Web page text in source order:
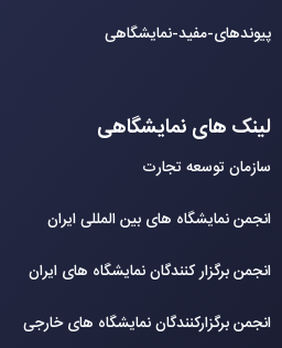
پیوندهای-مفید-نمایشگاهی
لینک های نمایشگاهی
سازمان توسعه تجارت
انجمن نمایشگاه های بین المللی ایران
انجمن برگزار کنندگان نمایشگاه های ایران
انجمن برگزارکنندگان نمایشگاه های خارجی